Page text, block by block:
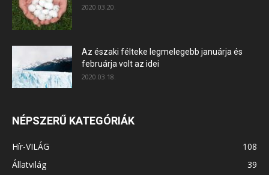
2020.03.20.
Az északi félteke legmelegebb januárja és
februárja volt az idei
2020.03.18.
NÉPSZERŰ KATEGÓRIÁK
Hír-VILÁG
108
Állatvilág
39